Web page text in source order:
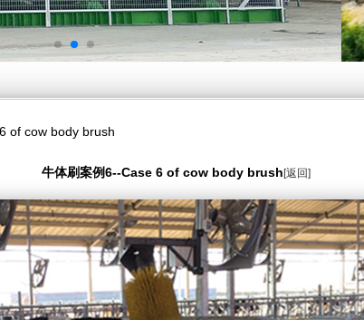
of cow body brush
牛体刷案例6--Case 6 of cow body brush [返回]